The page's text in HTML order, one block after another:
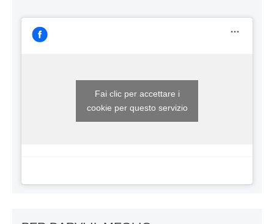
Fai clic per accettare i
cookie per questo servizio